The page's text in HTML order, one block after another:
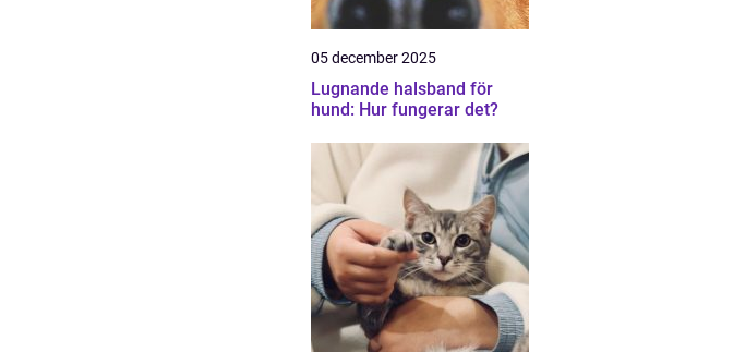
05 december 2025
Lugnande halsband för
hund: Hur fungerar det?